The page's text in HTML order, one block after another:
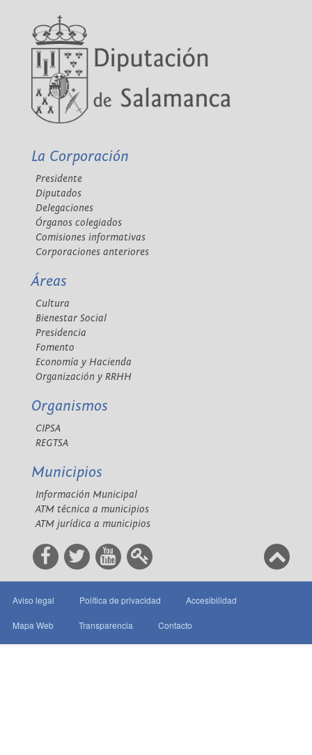
La Corporación
Presidente
Diputados
Delegaciones
Órganos colegiados
Comisiones informativas
Corporaciones anteriores
Áreas
Cultura
Bienestar Social
Presidencia
Fomento
Economía y Hacienda
Organización y RRHH
Organismos
CIPSA
REGTSA
Municipios
Información Municipal
ATM técnica a municipios
ATM jurídica a municipios
Aviso legal Política de privacidad Accesibilidad
Mapa Web Transparencia Contacto